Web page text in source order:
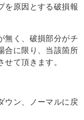
を原因とする破損報
無く、破損部分がチ
合に限り、当該箇所
て頂きます。
ウン、ノーマルに戻